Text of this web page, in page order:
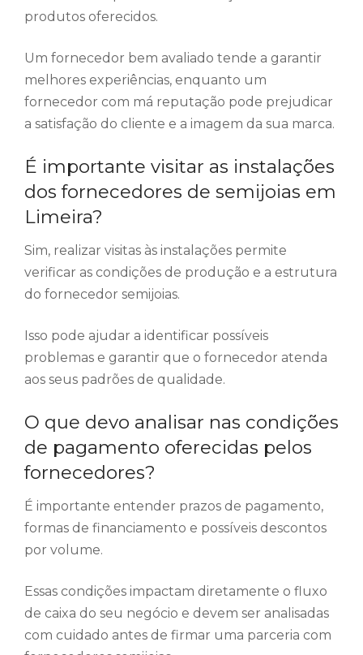
produtos oferecidos.
Um fornecedor bem avaliado tende a garantir
melhores experiências, enquanto um
fornecedor com má reputação pode prejudicar
a satisfação do cliente e a imagem da sua marca.
É importante visitar as instalações
dos fornecedores de semijoias em
Limeira?
Sim, realizar visitas às instalações permite
verificar as condições de produção e a estrutura
do fornecedor semijoias.
Isso pode ajudar a identificar possíveis
problemas e garantir que o fornecedor atenda
aos seus padrões de qualidade.
O que devo analisar nas condições
de pagamento oferecidas pelos
fornecedores?
É importante entender prazos de pagamento,
formas de financiamento e possíveis descontos
por volume.
Essas condições impactam diretamente o fluxo
de caixa do seu negócio e devem ser analisadas
com cuidado antes de firmar uma parceria com